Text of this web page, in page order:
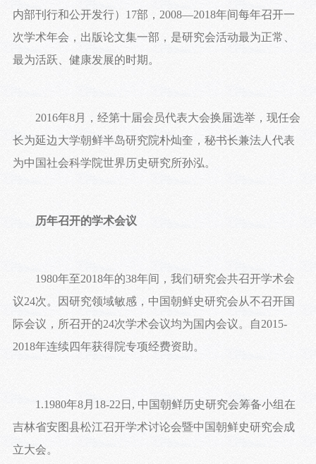
内部刊行和公开发行）17部，2008—2018年间每年召开一
次学术年会，出版论文集一部，是研究会活动最为正常、
最为活跃、健康发展的时期。
2016年8月，经第十届会员代表大会换届选举，现任会
长为延边大学朝鲜半岛研究院朴灿奎，秘书长兼法人代表
为中国社会科学院世界历史研究所孙泓。
历年召开的学术会议
1980年至2018年的38年间，我们研究会共召开学术会
议24次。因研究领域敏感，中国朝鲜史研究会从不召开国
际会议，所召开的24次学术会议均为国内会议。自2015-
2018年连续四年获得院专项经费资助。
1.1980年8月18-22日, 中国朝鲜历史研究会筹备小组在
吉林省安图县松江召开学术讨论会暨中国朝鲜史研究会成
立大会。